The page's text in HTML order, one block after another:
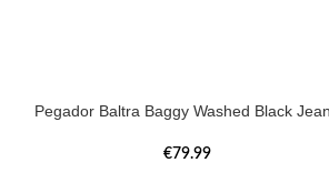
Pegador Baltra Baggy Washed Black
€79.99